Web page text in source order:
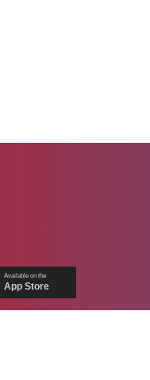
Available on the
App Store